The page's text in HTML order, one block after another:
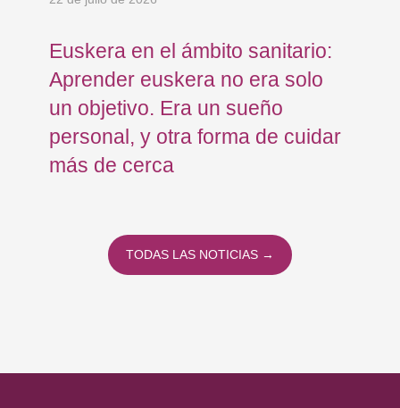
Euskera en el ámbito sanitario:
Aprender euskera no era solo
un objetivo. Era un sueño
personal, y otra forma de cuidar
más de cerca
TODAS LAS NOTICIAS →